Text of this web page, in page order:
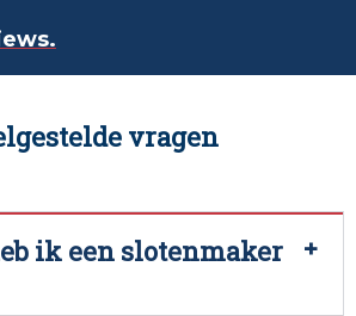
vragen
ik een slotenmaker